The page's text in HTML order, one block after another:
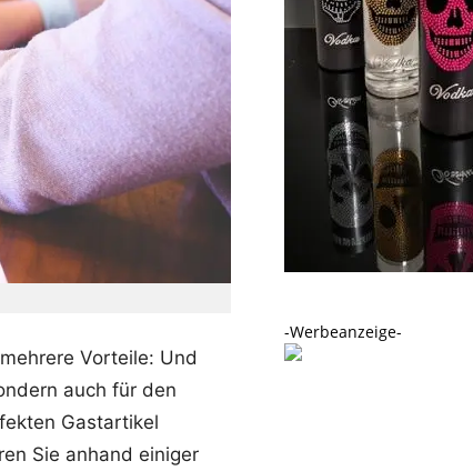
Vorteile: Und
auch für den
Gastartikel
Sie anhand einiger
-Werbeanzeige-